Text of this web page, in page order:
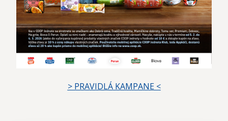
> PRAVIDLÁ KAMPANE <